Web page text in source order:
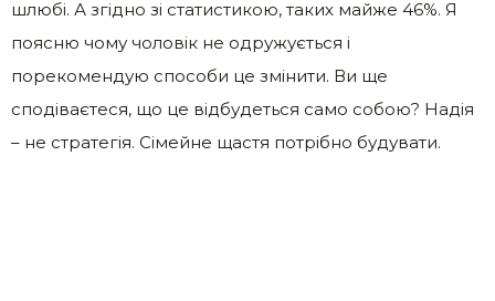
шлюбі. А згідно зі статистикою, таких майже 46%. Я
поясню чому чоловік не одружується і
порекомендую способи це змінити. Ви ще
сподіваєтеся, що це відбудеться само собою? Надія
– не стратегія. Сімейне щастя потрібно будувати.